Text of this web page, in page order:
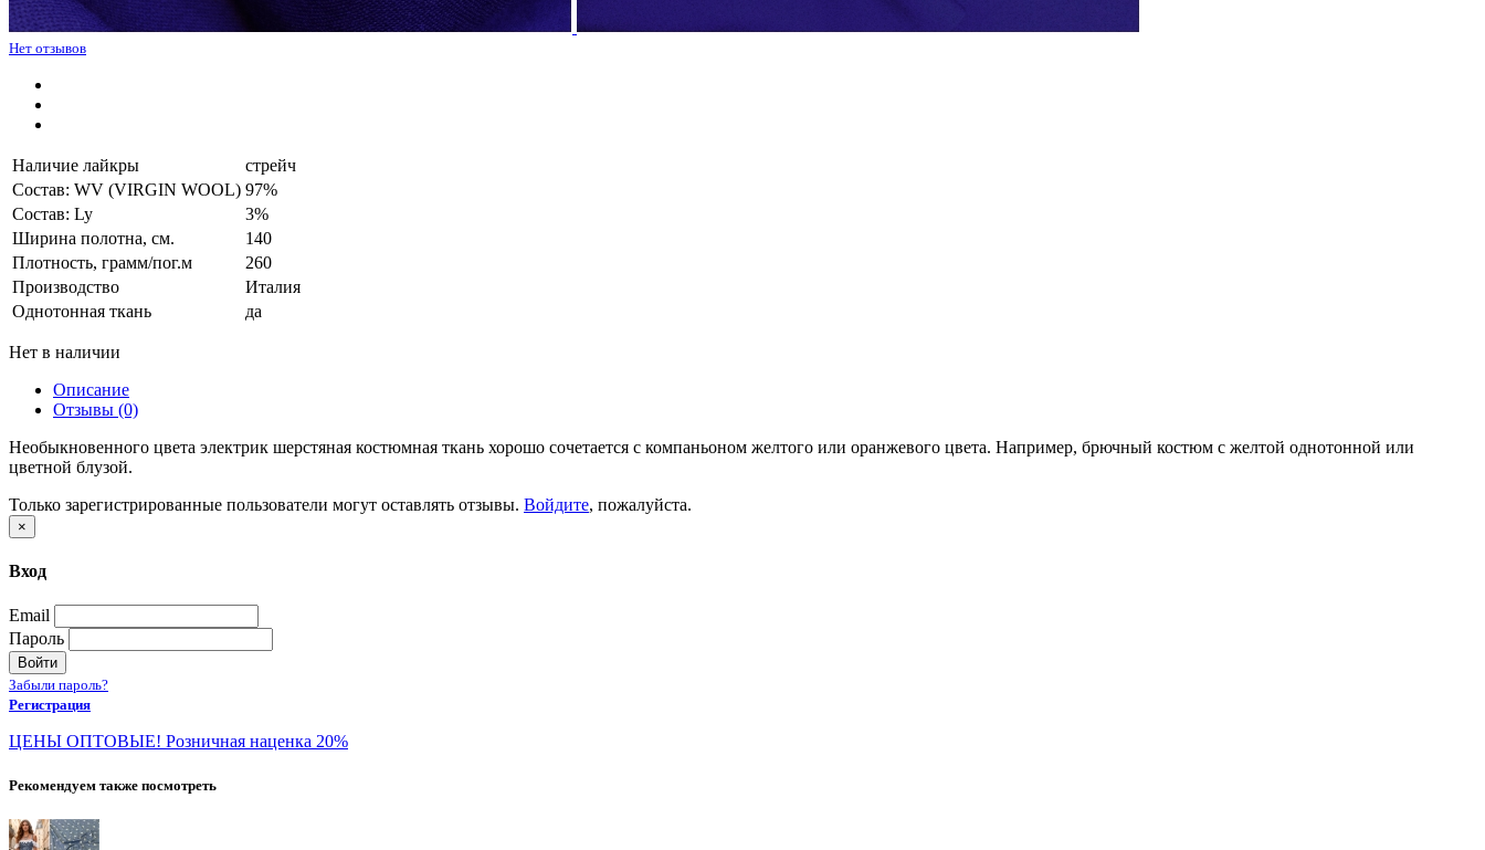
Нет отзывов
Наличие лайкры
стрейч
Состав: WV (VIRGIN WOOL) 97%
Состав: Ly
3%
Ширина полотна, см.
140
Плотность, грамм/пог.м
260
Производство
Италия
Однотонная ткань
да
Нет в наличии
Описание
Отзывы (0)
Необыкновенного цвета электрик шерстяная костюмная ткань хорошо сочетается с компаньоном желтого или оранжевого цвета. Например, брючный костюм с желтой однотонной или
цветной блузой.
Только зарегистрированные пользователи могут оставлять отзывы. Войдите, пожалуйста.
×
Вход
Email
Пароль
Войти
Забыли пароль?
Регистрация
ЦЕНЫ ОПТОВЫЕ! Розничная наценка 20%
Рекомендуем также посмотреть